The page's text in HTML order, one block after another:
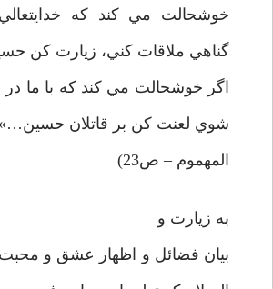
خوشحالت مي کند که
گناهي ملاقات کني، زيارت کن
اگر خوشحالت مي کند که با ما
شوي لعنت کن بر قاتلان
المهموم – ص23)
به زيارت و
بيان فضائل و اظهار عشق و